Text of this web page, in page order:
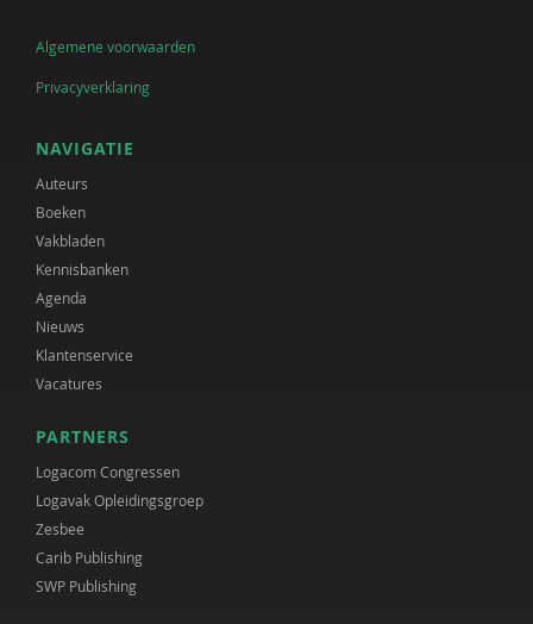
Algemene voorwaarden
Privacyverklaring
NAVIGATIE
Auteurs
Boeken
Vakbladen
Kennisbanken
Agenda
Nieuws
Klantenservice
Vacatures
PARTNERS
Logacom Congressen
Logavak Opleidingsgroep
Zesbee
Carib Publishing
SWP Publishing